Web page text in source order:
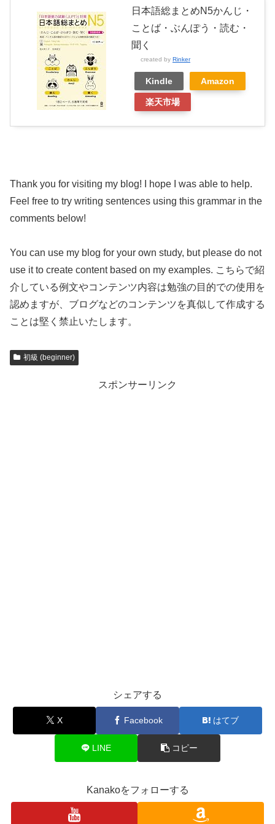
日本語総まとめN5かんじ・
ことば・ぶんぽう・読む・
聞く
created by Rinker
Kindle Amazon
楽天市場
Thank you for visiting my blog! I hope I was able to help.
Feel free to try writing sentences using this grammar in the
comments below!
You can use my blog for your own study, but please do not
use it to create content based on my examples. こちらで紹
介している例文やコンテンツ内容は勉強の目的での使用を
認めますが、ブログなどのコンテンツを真似して作成する
ことは堅く禁止いたします。
初級 (beginner)
スポンサーリンク
シェアする
X Facebook はてブ
LINE コピー
Kanakoをフォローする